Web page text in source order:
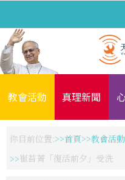
教會活動 真理新聞
你目前位置: 首頁 教會活動
崔苔菁「復活前夕」受洗